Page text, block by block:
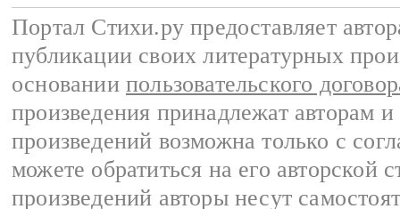
Портал Стихи.ру предоставляет
публикации своих литературных
основании пользовательского
произведения принадлежат авторам
произведений возможна только с
можете обратиться на его авторской
произведений авторы несут